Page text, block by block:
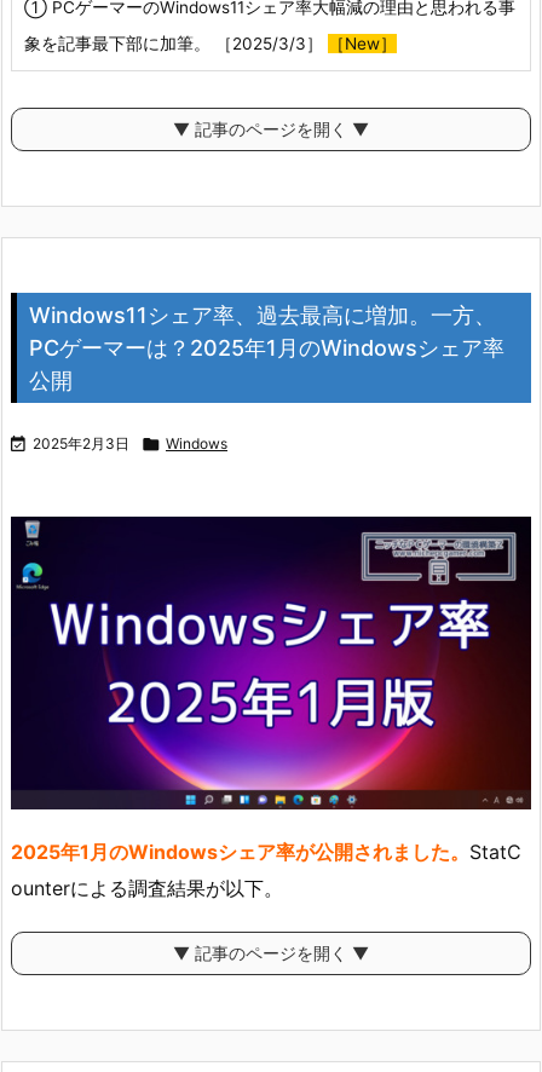
① PCゲーマーのWindows11シェア率大幅減の理由と思われる事
象を記事最下部に加筆。 ［2025/3/3］
［New］
▼ 記事のページを開く ▼
Windows11シェア率、過去最高に増加。一方、
PCゲーマーは？2025年1月のWindowsシェア率
公開
 2025年2月3日  Windows
2025年1月のWindowsシェア率が公開されました。 StatC
ounterによる調査結果が以下。
▼ 記事のページを開く ▼